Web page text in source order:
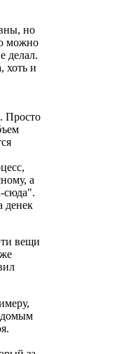
но
можно
делал.
хоть и
Просто
а
сюда".
денек
вещи